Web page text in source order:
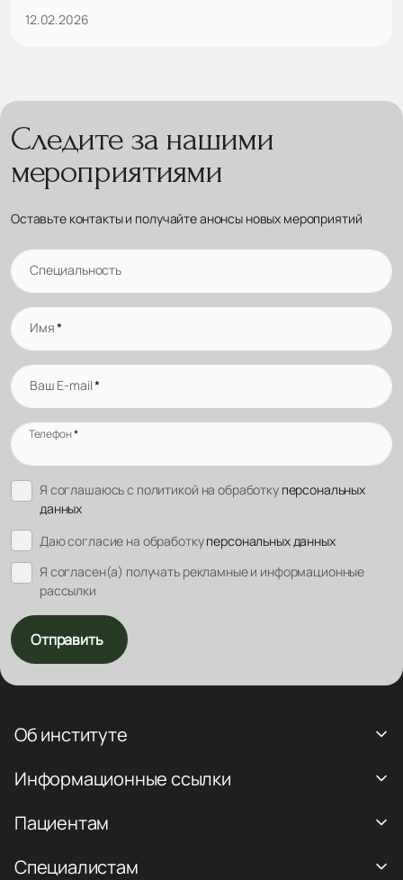
12.02.2026
Следите за нашими
мероприятиями
Оставьте контакты и получайте анонсы новых мероприятий
Специальность
Имя*
Ваш E-mail*
Телефон*
Я соглашаюсь с политикой на обработку персональных
данных
Даю согласие на обработкуперсональных данных
Я согласен(а) получать рекламные и информационные
рассылки
Отправить
Об институте
Информационные ссылки
Пациентам
Специалистам